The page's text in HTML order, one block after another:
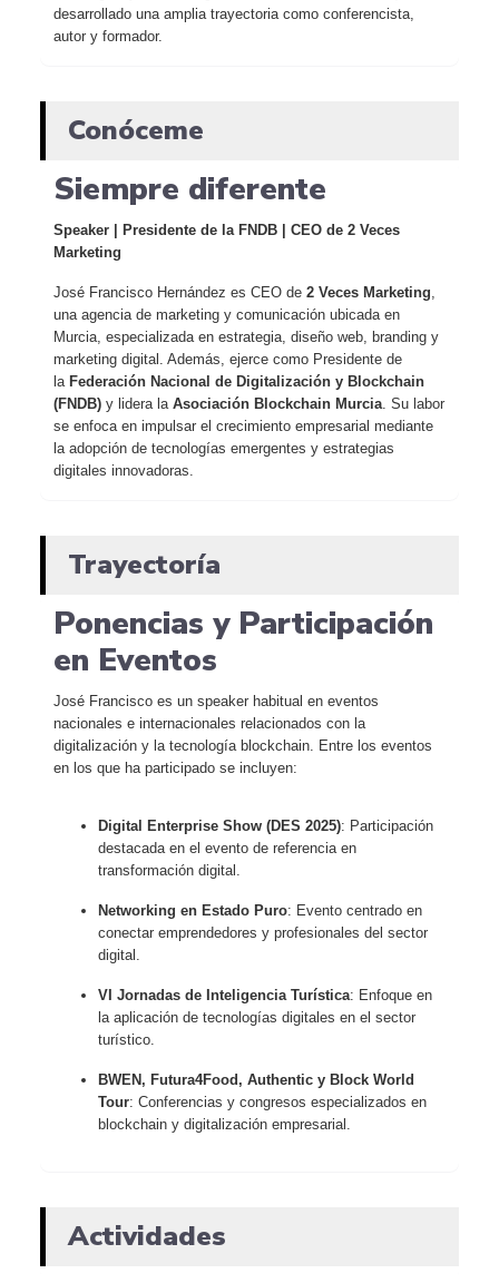
desarrollado una amplia trayectoria como conferencista,
autor y formador.
Conóceme
Siempre diferente
Speaker | Presidente de la FNDB | CEO de 2 Veces
Marketing
José Francisco Hernández es CEO de 2 Veces Marketing,
una agencia de marketing y comunicación ubicada en
Murcia, especializada en estrategia, diseño web, branding y
marketing digital. Además, ejerce como Presidente de
la Federación Nacional de Digitalización y Blockchain
(FNDB) y lidera la Asociación Blockchain Murcia. Su labor
se enfoca en impulsar el crecimiento empresarial mediante
la adopción de tecnologías emergentes y estrategias
digitales innovadoras.
Trayectoría
Ponencias y Participación
en Eventos
José Francisco es un speaker habitual en eventos
nacionales e internacionales relacionados con la
digitalización y la tecnología blockchain. Entre los eventos
en los que ha participado se incluyen:
Digital Enterprise Show (DES 2025): Participación
destacada en el evento de referencia en
transformación digital.
Networking en Estado Puro: Evento centrado en
conectar emprendedores y profesionales del sector
digital.
VI Jornadas de Inteligencia Turística: Enfoque en
la aplicación de tecnologías digitales en el sector
turístico.
BWEN, Futura4Food, Authentic y Block World
Tour: Conferencias y congresos especializados en
blockchain y digitalización empresarial.
Actividades